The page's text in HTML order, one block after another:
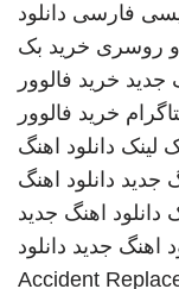
فارسی دانلود
روسری خرید بک
جدید خرید فالوور
خرید فالوور
لینک دانلود اهنگ
جدید دانلود اهنگ
دانلود اهنگ جدید
اهنگ جدید دانلود
Accident